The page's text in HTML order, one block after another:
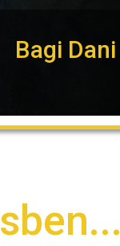
Bagi Dani